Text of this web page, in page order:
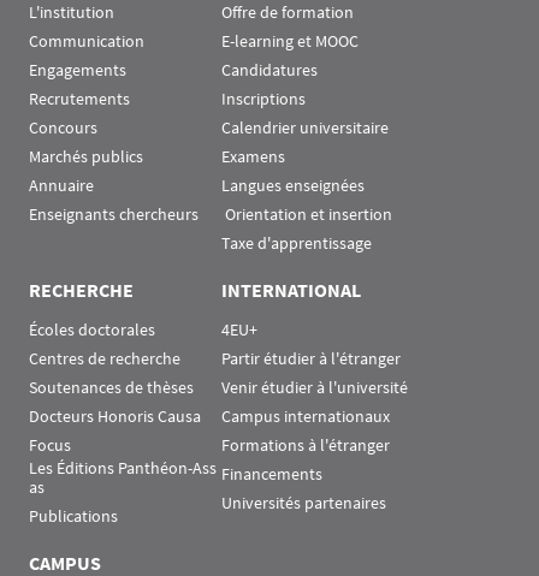
L'institution
Communication
Engagements
Recrutements
Concours
Marchés publics
Annuaire
Enseignants chercheurs
Offre de formation
E-learning et MOOC
Candidatures
Inscriptions
Calendrier universitaire
Examens
Langues enseignées
Orientation et insertion
Taxe d'apprentissage
RECHERCHE
Écoles doctorales
Centres de recherche
Soutenances de thèses
Docteurs Honoris Causa
Focus
Les Éditions Panthéon-Ass
as
Publications
INTERNATIONAL
4EU+
Partir étudier à l'étranger
Venir étudier à l'université
Campus internationaux
Formations à l'étranger
Financements
Universités partenaires
CAMPUS